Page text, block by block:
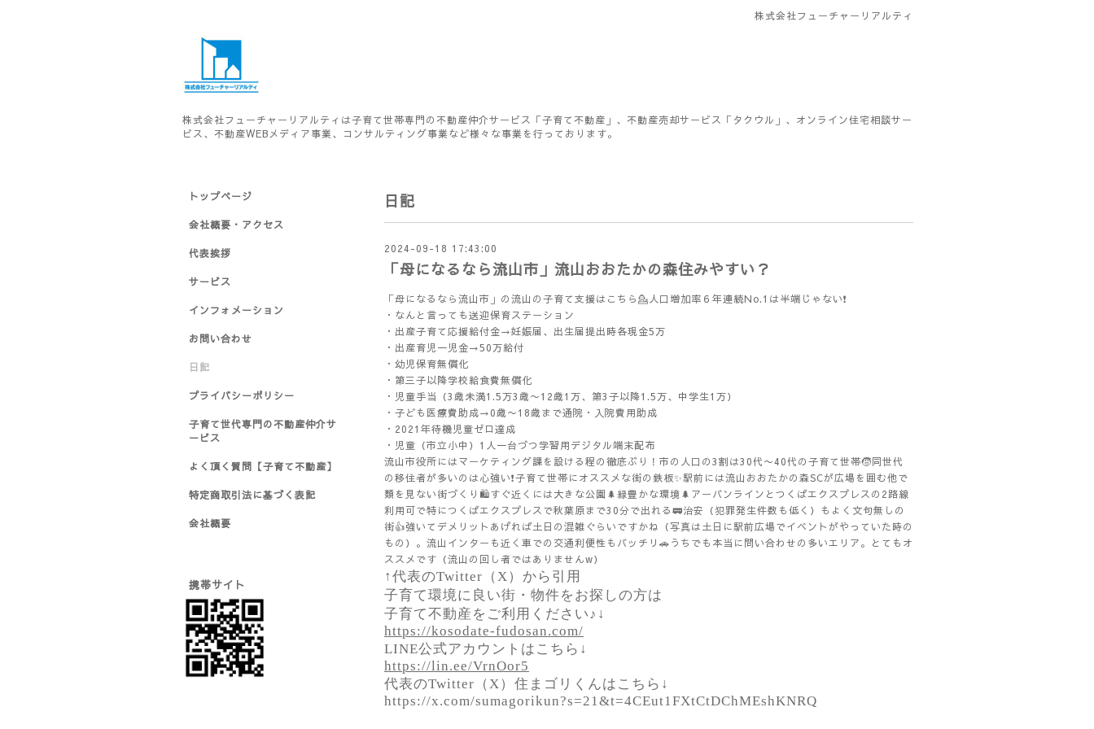
株式会社フューチャーリアルティ
株式会社フューチャーリアルティは子育て世帯専門の不動産仲介サービス「子育て不動産」、不動産売却サービス「タクウル」、オンライン住宅相談サー
ビス、不動産WEBメディア事業、コンサルティング事業など様々な事業を行っております。
日記
2024-09-18 17:43:00
「母になるなら流山市」流山おおたかの森住みやすい？
「母になるなら流山市」の流山の子育て支援はこちら💁人口増加率６年連続No.1は半端じゃない❗️
・なんと言っても送迎保育ステーション
・出産子育て応援給付金→妊娠届、出生届提出時各現金5万
・出産育児一児金→50万給付
・幼児保育無償化
・第三子以降学校給食費無償化
・児童手当（3歳未満1.5万3歳〜12歳1万、第3子以降1.5万、中学生1万）
・子ども医療費助成→0歳〜18歳まで通院・入院費用助成
・2021年待機児童ゼロ達成
・児童（市立小中）1人一台づつ学習用デジタル端末配布
流山市役所にはマーケティング課を設ける程の徹底ぶり！市の人口の3割は30代〜40代の子育て世帯🧒同世代
の移住者が多いのは心強い❗️子育て世帯にオススメな街の鉄板✨駅前には流山おおたかの森SCが広場を囲む他で
類を見ない街づくり🛍️すぐ近くには大きな公園🌲緑豊かな環境🌲アーバンラインとつくばエクスプレスの2路線
利用可で特につくばエクスプレスで秋葉原まで30分で出れる🚃治安（犯罪発生件数も低く）もよく文句無しの
街👍強いてデメリットあげれば土日の混雑ぐらいですかね（写真は土日に駅前広場でイベントがやっていた時の
もの）。流山インターも近く車での交通利便性もバッチリ🚗うちでも本当に問い合わせの多いエリア。とてもオ
ススメです（流山の回し者ではありませんw）
↑代表のTwitter（X）から引用
子育て環境に良い街・物件をお探しの方は
子育て不動産をご利用ください♪↓
https://kosodate-fudosan.com/
LINE公式アカウントはこちら↓
https://lin.ee/VrnOor5
代表のTwitter（X）住まゴリくんはこちら↓
https://x.com/sumagorikun?s=21&t=4CEut1FXtCtDChMEshKNRQ
トップページ
会社概要・アクセス
代表挨拶
サービス
インフォメーション
お問い合わせ
日記
プライバシーポリシー
子育て世代専門の不動産仲介サ
ービス
よく頂く質問【子育て不動産】
特定商取引法に基づく表記
会社概要
携帯サイト